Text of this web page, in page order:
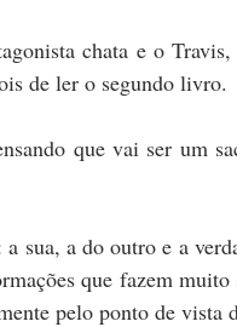
chata e o
de ler o segundo livro.
que vai ser um
sua, a do outro e a
que fazem
pelo ponto de vista